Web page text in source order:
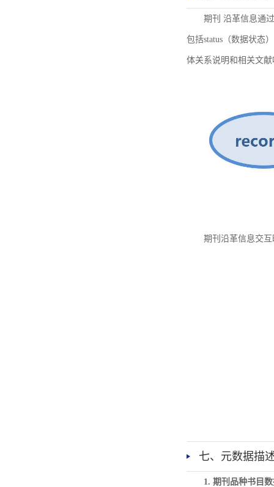
期刊 沿革信息通
包括status（数据状态
体关系说明和相关文
期刊沿革信息交
七、元数据描
1. 期刊品种书目